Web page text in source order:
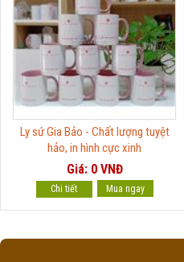
Ly sứ Gia Bảo - Chất lượng tuyệt
hảo, in hình cực xinh
Giá: 0 VNĐ
Chi tiết